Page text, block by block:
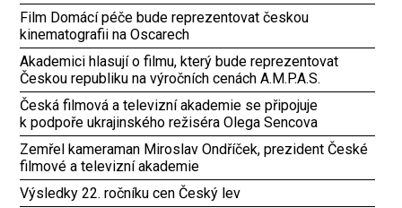
Film Domácí péče bude reprezentovat českou
kinematografii na Oscarech
Akademici hlasují o filmu, který bude reprezentovat
Českou republiku na výročních cenách A.M.P.A.S.
Česká filmová a televizní akademie se připojuje
k podpoře ukrajinského režiséra Olega Sencova
Zemřel kameraman Miroslav Ondříček, prezident České
filmové a televizní akademie
Výsledky 22. ročníku cen Český lev